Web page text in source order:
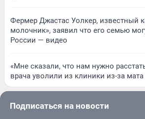
Фермер Джастас Уолкер, известный
молочник», заявил что его семью
России — видео
«Мне сказали, что нам нужно
врача уволили из клиники из-за
Подписаться на новости